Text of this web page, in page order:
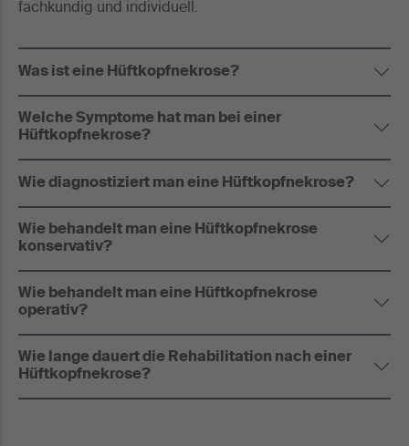
fachkundig und individuell.
Was ist eine Hüftkopfnekrose?
Welche Symptome hat man bei einer
Hüftkopfnekrose?
Wie diagnostiziert man eine Hüftkopfnekrose?
Wie behandelt man eine Hüftkopfnekrose
konservativ?
Wie behandelt man eine Hüftkopfnekrose
operativ?
Wie lange dauert die Rehabilitation nach einer
Hüftkopfnekrose?